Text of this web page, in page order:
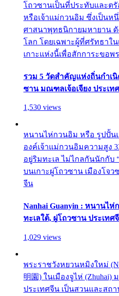
โถวซานเป็นที่ประทับและต
หรือเจ้าแม่กวนอิม ซึ่งเป็นห
ศาสนาพุทธนิกายมหายาน
โลก โดยเฉพาะผู้ที่ศรัทธาใ
เกาะแห่งนี้เพื่อสักการะขอพ
รวม 5 วัดสำคัญแห่งถิ่นกำเนิ
ซาน มณฑลเจ้อเจียง ประเท
1,530 views
หนานไห่กวนอิม หรือ รูปปั้น
องค์เจ้าแม่กวนอิมความสูง
อยู่ริมทะเล ไม่ไกลกันนักกับ
บนเกาะผู่โถวซาน เมืองโจ
จีน
Nanhai Guanyin : หนานไ
ทะเลใต้, ผู่โถวซาน ประเทศ
1,029 views
พระราชวังหยวนหมิงใหม่
明園) ในเมืองจูไห่ (Zhuhai)
ประเทศจีน เป็นสวนและสถ